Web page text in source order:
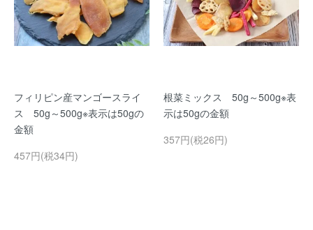
フィリピン産マンゴースライ
ス 50g～500g※表示は50gの
金額
457円(税34円)
根菜ミックス 50g～500g※表
示は50gの金額
357円(税26円)